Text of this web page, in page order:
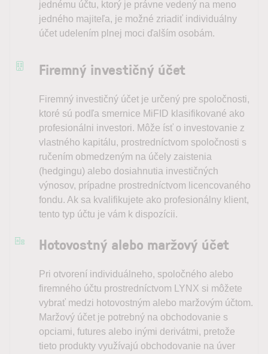
jednému účtu, ktorý je právne vedený na meno
jedného majiteľa, je možné zriadiť individuálny
účet udelením plnej moci ďalším osobám.
Firemný investičný účet
Firemný investičný účet je určený pre spoločnosti,
ktoré sú podľa smernice MiFID klasifikované ako
profesionálni investori. Môže ísť o investovanie z
vlastného kapitálu, prostredníctvom spoločnosti s
ručením obmedzeným na účely zaistenia
(hedgingu) alebo dosiahnutia investičných
výnosov, prípadne prostredníctvom licencovaného
fondu. Ak sa kvalifikujete ako profesionálny klient,
tento typ účtu je vám k dispozícii.
Hotovostný alebo maržový účet
Pri otvorení individuálneho, spoločného alebo
firemného účtu prostredníctvom LYNX si môžete
vybrať medzi hotovostným alebo maržovým účtom.
Maržový účet je potrebný na obchodovanie s
opciami, futures alebo inými derivátmi, pretože
tieto produkty využívajú obchodovanie na úver